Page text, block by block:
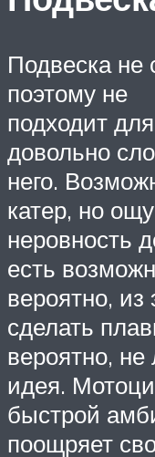
Подвеска
поэтому не
подходит
довольно
него.
катер, но
неровность
есть
вероятно, из
сделать
вероятно,
идея.
быстрой
поощряет